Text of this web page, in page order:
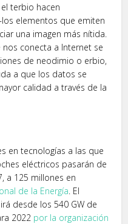
terbio hacen
elementos que emiten
una imagen más nítida.
conecta a Internet se
de neodimio o erbio,
a que los datos se
calidad a través de la
en tecnologías a las que
eléctricos pasarán de
a 125 millones en
de la Energía. El
desde los 540 GW de
2022 por la organización